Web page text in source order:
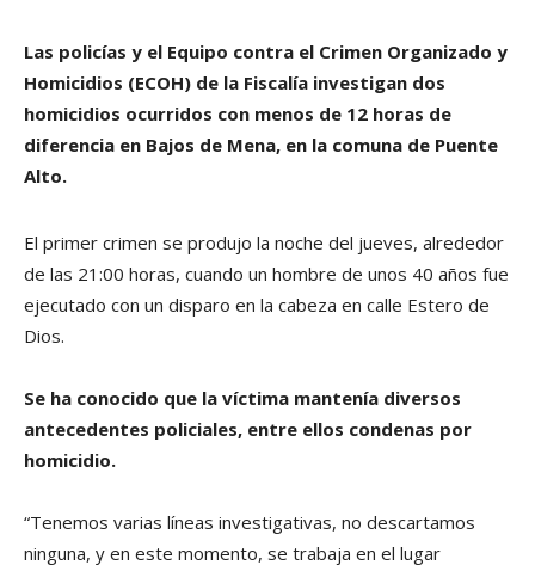
Las policías y el Equipo contra el Crimen Organizado y
Homicidios (ECOH) de la Fiscalía investigan dos
homicidios ocurridos con menos de 12 horas de
diferencia en Bajos de Mena, en la comuna de Puente
Alto.
El primer crimen se produjo la noche del jueves, alrededor
de las 21:00 horas, cuando un hombre de unos 40 años fue
ejecutado con un disparo en la cabeza en calle Estero de
Dios.
Se ha conocido que la víctima mantenía diversos
antecedentes policiales, entre ellos condenas por
homicidio.
“Tenemos varias líneas investigativas, no descartamos
ninguna, y en este momento, se trabaja en el lugar